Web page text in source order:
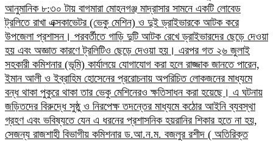
আনুমানিক ৮:৩০ টায় বাগমারা মোহনগঞ্জ মাদ্রাসার সামনে একটি লোবেড
ট্রলিতে রাখা এক্সকাভেটর (ভেকু মেশিন) ও দুই ড্রাইভারকে আটক করে
উপজেলা প্রশাসন। পরবর্তীতে গাড়ি দুটি আটক রেখে ড্রাইভারদের ছেড়ে দেওয়া
হয় এবং অজ্ঞাত কারণে ট্রলিটিও ছেড়ে দেওয়া হয়। এরপর গত ২৬ জুলাই
সহকারী কমিশনার (ভূমি) কার্যালয়ে যোগাযোগ করা হলে রাজ্জাক জানতে পারেন,
ইমান আলী ও ইব্রাহিম হোসেনের প্ররোচনায় অপরিচিত লোকজনের মাধ্যমে
বন্ধ থাকা পুকুরে থাকা তার ভেকু মেশিনেরও ক্ষতিসাধন করা হয়েছে।​ এ ঘটনায়
জড়িতদের বিরুদ্ধে সুষ্ঠু ও নিরপেক্ষ তদন্তের মাধ্যমে কঠোর আইনি ব্যবস্থা
গ্রহণ এবং ভবিষ্যতে যেন এ ধরনের প্রশাসনিক হয়রানির শিকার হতে না হয়,
সেজন্য রাজশাহী বিভাগীয় কমিশনার ড.আ.ন.ম. বজলুর রশীদ ( অতিরিক্ত